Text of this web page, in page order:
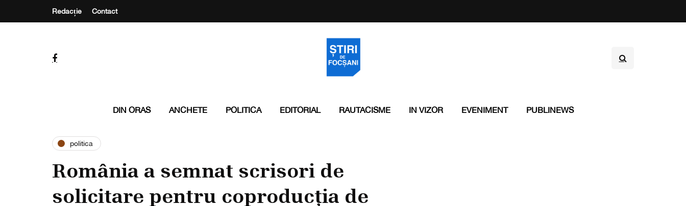
Redacție Contact
DIN ORAS ANCHETE POLITICA EDITORIAL RAUTACISME IN VIZOR EVENIMENT PUBLINEWS
politica
România a semnat scrisori de
solicitare pentru coproducția de